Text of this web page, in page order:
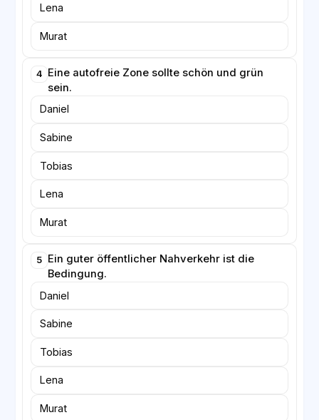
Lena
Murat
4 Eine autofreie Zone sollte schön und grün
sein.
Daniel
Sabine
Tobias
Lena
Murat
5 Ein guter öffentlicher Nahverkehr ist die
Bedingung.
Daniel
Sabine
Tobias
Lena
Murat